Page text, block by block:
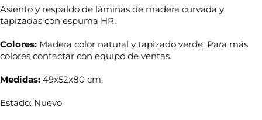
Asiento y respaldo de láminas de madera curvada y
tapizadas con espuma HR.
Colores: Madera color natural y tapizado verde. Para más
colores contactar con equipo de ventas.
Medidas: 49x52x80 cm.
Estado: Nuevo